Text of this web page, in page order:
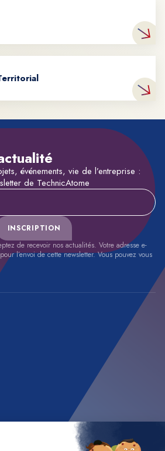
événements, vie de l’entreprise :
de TechnicAtome
INSCRIPTION
de recevoir nos actualités. Votre adresse e-
l’envoi de cette newsletter. Vous pouvez vous